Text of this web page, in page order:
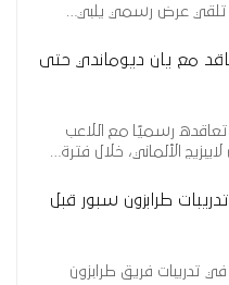
تلقي عرض رسمي يلبي…
مع يان ديوماندي حتى
تعاقده رسميًا مع اللاعب
الألماني، خلال فترة…
طرابزون سبور قبل
تدريبات فريق طرابزون